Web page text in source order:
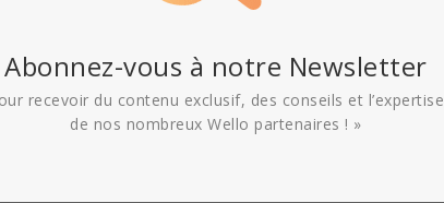
Abonnez-vous à notre Newsletter
recevoir du contenu exclusif, des conseils et l’expertise
de nos nombreux Wello partenaires ! »